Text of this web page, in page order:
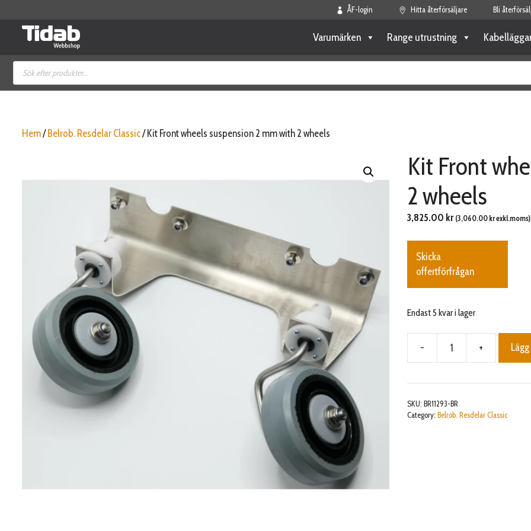
ÅF-login Hitta återförsäljare Bli
Varumärken Range utrustning
Produktsökning
Hem/ Belrob. Resdelar Classic/ Kit Front wheels suspension 2 mm with 2 wheels
Kit Front
2 wheels
3,825.00 kr (3,060.00 krexkl.moms)
Skicka
offertförfrågan
Endast 5 kvar i lager
-
wheels
suspension
2
+
SKU: BR11293-BR
Category: Belrob. Resdelar Classic